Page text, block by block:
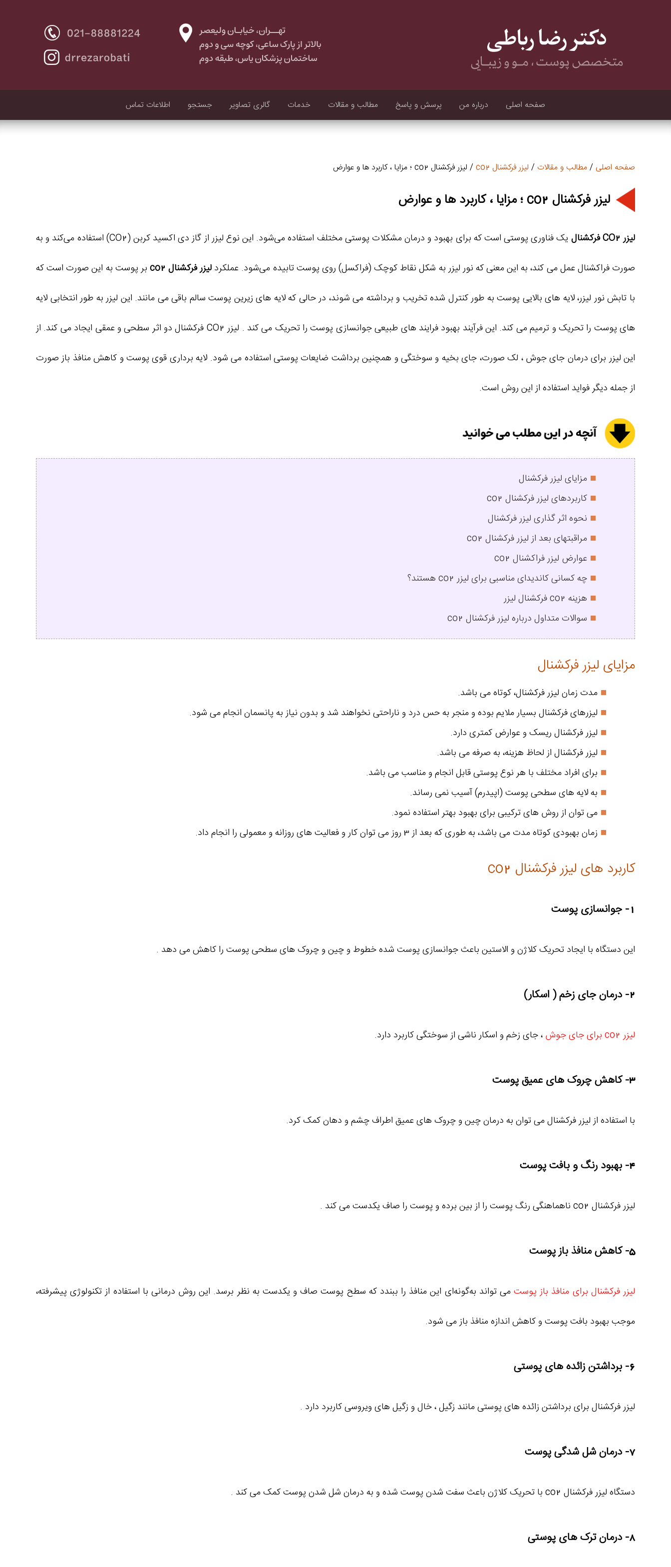
صفحه اصلی درباره من پرسش و پاسخ مطالب و مقالات خدمات گالری تصاویر جستجو اطلاعات تماس
صفحه اصلی / مطالب و مقالات / لیزر فرکشنال co2 / لیزر فرکشنال co2 ؛ مزایا ، کاربرد ها و عوارض
لیزر فرکشنال co2 ؛ مزایا ، کاربرد ها و عوارض
لیزر CO2 فرکشنال یک فناوری پوستی است که برای بهبود و درمان مشکلات پوستی مختلف استفاده می‌شود. این نوع لیزر از گاز دی اکسید کربن (CO2) استفاده می‌کند و به
صورت فراکشنال عمل می‌ کند، به این معنی که نور لیزر به شکل نقاط کوچک (فراکسل) روی پوست تابیده می‌شود. عملکرد لیزر فرکشنال co2 بر پوست به این صورت است که
با تابش نور لیزر، لایه‌ های بالایی پوست به طور کنترل شده تخریب و برداشته می‌ شوند، در حالی که لایه‌ های زیرین پوست سالم باقی می‌ مانند. این لیزر به طور انتخابی لایه‌
های پوست را تحریک و ترمیم می‌ کند. این فرآیند بهبود فرایند های طبیعی جوانسازی پوست را تحریک می‌ کند . لیزر CO2 فرکشنال دو اثر سطحی و عمقی ایجاد می‌ کند. از
این لیزر برای درمان جای جوش ، لک صورت، جای بخیه و سوختگی و همچنین برداشت ضایعات پوستی استفاده می‌ شود. لایه برداری قوی پوست و کاهش منافذ باز صورت
از جمله دیگر فواید استفاده از این روش است.
مزایای لیزر فرکشنال
کاربردهای لیزر فرکشنال co2
نحوه اثر گذاری لیزر فرکشنال
مراقبتهای بعد از لیزر فرکشنال co2
عوارض لیزر فراکشنال co2
چه کسانی کاندیدای مناسبی برای لیزر co2 هستند؟
هزینه co2 فرکشنال لیزر
سوالات متداول درباره لیزر فرکشنال co2
مزایای لیزر فرکشنال
مدت زمان لیزر فرکشنال، کوتاه می باشد.
لیزرهای فرکشنال بسیار ملایم بوده و منجر به حس درد و ناراحتی نخواهند شد و بدون نیاز به پانسمان انجام می شود.
لیزر فرکشنال ریسک و عوارض کمتری دارد.
لیزر فرکشنال از لحاظ هزینه، به صرفه می باشد.
برای افراد مختلف با هر نوع پوستی قابل انجام و مناسب می باشد.
به لایه های سطحی پوست (اپیدرم) آسیب نمی رساند.
می توان از روش های ترکیبی برای بهبود بهتر استفاده نمود.
زمان بهبودی کوتاه مدت می باشد، به طوری که بعد از 3 روز می توان کار و فعالیت های روزانه و معمولی را انجام داد.
کاربرد های لیزر فرکشنال co2
1- جوانسازی پوست
این دستگاه با ایجاد تحریک کلاژن و الاستین باعث جوانسازی پوست شده خطوط و چین و چروک های سطحی پوست را کاهش می دهد .
2- درمان جای زخم ( اسکار)
لیزر co2 برای جای جوش ، جای زخم و اسکار ناشی از سوختگی کاربرد دارد.
3- کاهش چروک های عمیق پوست
با استفاده از لیزر فرکشنال می توان به درمان چین و چروک های عمیق اطراف چشم و دهان کمک کرد.
4- بهبود رنگ و بافت پوست
لیزر فرکشنال co2 ناهماهنگی رنگ پوست را از بین برده و پوست را صاف یکدست می کند .
5- کاهش منافذ باز پوست
لیزر فرکشنال برای منافذ باز پوستمی‌ تواند به‌گونه‌ای این منافذ را ببندد که سطح پوست صاف و یکدست به نظر برسد. این روش درمانی با استفاده از تکنولوژی پیشرفته،
موجب بهبود بافت پوست و کاهش اندازه منافذ باز می شود.
6- برداشتن زائده های پوستی
لیزر فرکشنال برای برداشتن زائده های پوستی مانند زگیل ،‌ خال و زگیل های ویروسی کاربرد دارد .
7- درمان شل شدگی پوست
دستگاه لیزر فرکشنال co2 با تحریک کلاژن باعث سفت شدن پوست شده و به درمان شل شدن پوست کمک می کند .
8- درمان ترک های پوستی